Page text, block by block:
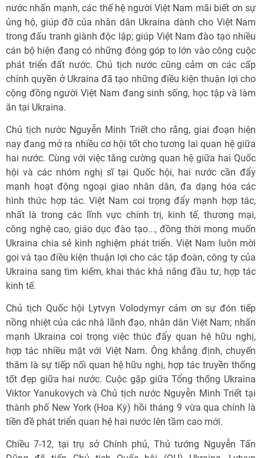
nước nhấn mạnh, các thế hệ người Việt Nam mãi biết ơn sự
ủng hộ, giúp đỡ của nhân dân Ukraina dành cho Việt Nam
trong đấu tranh giành độc lập; giúp Việt Nam đào tạo nhiều
cán bộ hiện đang có những đóng góp to lớn vào công cuộc
phát triển đất nước. Chủ tịch nước cũng cảm ơn các cấp
chính quyền ở Ukraina đã tạo những điều kiện thuận lợi cho
cộng đồng người Việt Nam đang sinh sống, học tập và làm
ăn tại Ukraina.
Chủ tịch nước Nguyễn Minh Triết cho rằng, giai đoạn hiện
nay đang mở ra nhiều cơ hội tốt cho tương lai quan hệ giữa
hai nước. Cùng với việc tăng cường quan hệ giữa hai Quốc
hội và các nhóm nghị sĩ tại Quốc hội, hai nước cần đẩy
mạnh hoạt động ngoại giao nhân dân, đa dạng hóa các
hình thức hợp tác. Việt Nam coi trọng đẩy mạnh hợp tác,
nhất là trong các lĩnh vực chính trị, kinh tế, thương mại,
công nghệ cao, giáo dục đào tạo..., đồng thời mong muốn
Ukraina chia sẻ kinh nghiệm phát triển. Việt Nam luôn mời
gọi và tạo điều kiện thuận lợi cho các tập đoàn, công ty của
Ukraina sang tìm kiếm, khai thác khả năng đầu tư, hợp tác
kinh tế.
Chủ tịch Quốc hội Lytvyn Volodymyr cảm ơn sự đón tiếp
nồng nhiệt của các nhà lãnh đạo, nhân dân Việt Nam; nhấn
mạnh Ukraina coi trọng việc thúc đẩy quan hệ hữu nghị,
hợp tác nhiều mặt với Việt Nam. Ông khẳng định, chuyến
thăm là sự tiếp nối quan hệ hữu nghị, hợp tác truyền thống
tốt đẹp giữa hai nước. Cuộc gặp giữa Tổng thống Ukraina
Viktor Yanukovych và Chủ tịch nước Nguyễn Minh Triết tại
thành phố New York (Hoa Kỳ) hồi tháng 9 vừa qua chính là
tiền đề phát triển quan hệ hai nước lên tầm cao mới.
Chiều 7-12, tại trụ sở Chính phủ, Thủ tướng Nguyễn Tấn